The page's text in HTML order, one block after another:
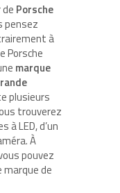
Porsche
pensez
à
Porsche
marque
plusieurs
trouverez
à LED, d’un
À
pouvez
de